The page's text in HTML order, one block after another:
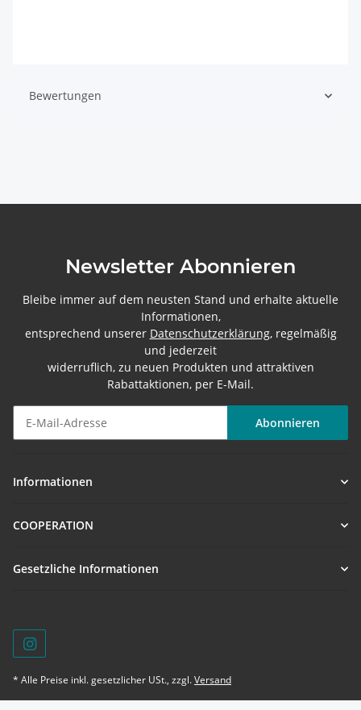
Bewertungen
Newsletter Abonnieren
Bleibe immer auf dem neusten Stand und erhalte aktuelle
Informationen,
entsprechend unserer Datenschutzerklärung, regelmäßig
und jederzeit
widerruflich, zu neuen Produkten und attraktiven
Rabattaktionen, per E-Mail.
Abonnieren
Informationen
COOPERATION
Gesetzliche Informationen
* Alle Preise inkl. gesetzlicher USt., zzgl.Versand